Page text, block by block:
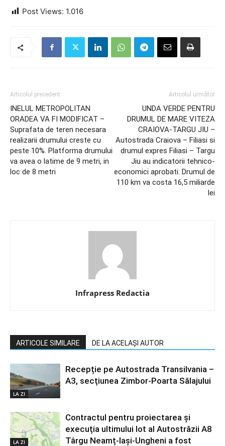
Post Views: 1.016
Articolul precedent
INELUL METROPOLITAN
ORADEA VA FI MODIFICAT –
Suprafata de teren necesara
realizarii drumului creste cu
peste 10%. Platforma drumului
va avea o latime de 9 metri, in
loc de 8 metri
Articolul următor
UNDA VERDE PENTRU
DRUMUL DE MARE VITEZA
CRAIOVA-TARGU JIU –
Autostrada Craiova – Filiasi si
drumul expres Filiasi – Targu
Jiu au indicatorii tehnico-
economici aprobati. Drumul de
110 km va costa 16,5 miliarde
lei
Infrapress Redactia
ARTICOLE SIMILARE DE LA ACELAȘI AUTOR
LA ZI
Recepție pe Autostrada Transilvania –
A3, secțiunea Zimbor-Poarta Sălajului
LA ZI
Contractul pentru proiectarea și
execuția ultimului lot al Autostrăzii A8
Târgu Neamț-Iași-Ungheni a fost